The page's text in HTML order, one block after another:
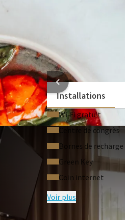
Installations
Wi‑Fi gratuit
Centre de congrès
Bornes de recharge
Green Key
Coin internet
Voir plus